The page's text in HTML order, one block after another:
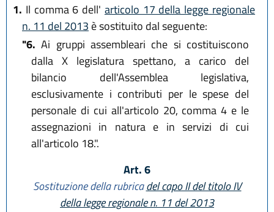
1. Il comma 6 dell' articolo 17 della legge regionale
n. 11 del 2013 è sostituito dal seguente:
"6. Ai gruppi assembleari che si costituiscono
dalla X legislatura spettano, a carico del
bilancio dell'Assemblea legislativa,
esclusivamente i contributi per le spese del
personale di cui all'articolo 20, comma 4 e le
assegnazioni in natura e in servizi di cui
all'articolo 18.".
Art. 6
Sostituzione della rubricadel capo II del titolo IV
della legge regionale n. 11 del 2013